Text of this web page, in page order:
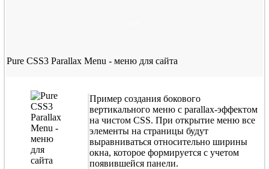
Pure CSS3 Parallax Menu - меню для сайта
Пример создания бокового
вертикального меню с parallax-эффектом
на чистом CSS. При открытие меню все
элементы на страницы будут
выравниваться относительно ширины
окна, которое формируется с учетом
появившейся панели.